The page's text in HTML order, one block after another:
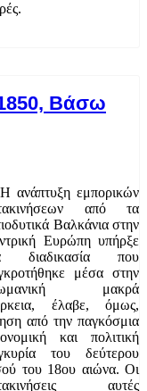
Βάσω
ανάπτυξη εμπορικών
από τα
Βαλκάνια στην
Ευρώπη υπήρξε
διαδικασία που
μέσα στην
μακρά
έλαβε, όμως,
από την παγκόσμια
και πολιτική
του δεύτερου
του 18ου αιώνα. Οι
αυτές